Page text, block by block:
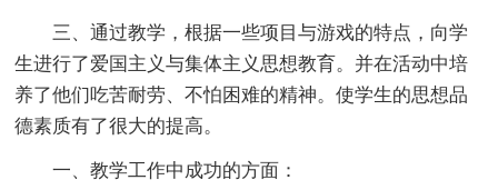
三、通过教学，根据一些项目与游戏的特点，向学
生进行了爱国主义与集体主义思想教育。并在活动中培
养了他们吃苦耐劳、不怕困难的精神。使学生的思想品
德素质有了很大的提高。
一、教学工作中成功的方面：